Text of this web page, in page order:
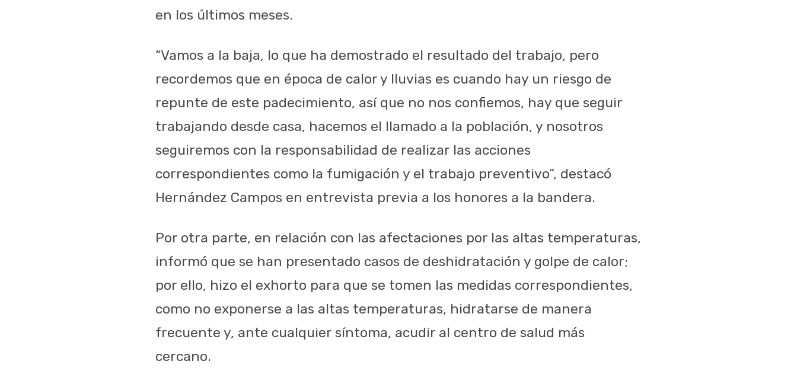
en los últimos meses.
“Vamos a la baja, lo que ha demostrado el resultado del trabajo, pero
recordemos que en época de calor y lluvias es cuando hay un riesgo de
repunte de este padecimiento, así que no nos confiemos, hay que seguir
trabajando desde casa, hacemos el llamado a la población, y nosotros
seguiremos con la responsabilidad de realizar las acciones
correspondientes como la fumigación y el trabajo preventivo”, destacó
Hernández Campos en entrevista previa a los honores a la bandera.
Por otra parte, en relación con las afectaciones por las altas temperaturas,
informó que se han presentado casos de deshidratación y golpe de calor;
por ello, hizo el exhorto para que se tomen las medidas correspondientes,
como no exponerse a las altas temperaturas, hidratarse de manera
frecuente y, ante cualquier síntoma, acudir al centro de salud más
cercano.